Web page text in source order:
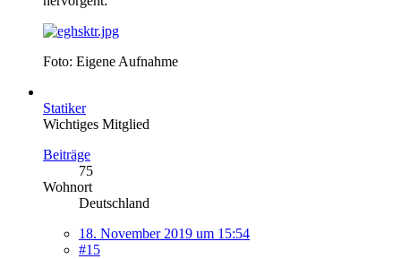
Foto: Eigene Aufnahme
Statiker
Wichtiges Mitglied
Beiträge
75
Wohnort
Deutschland
18. November 2019 um 15:54
#15